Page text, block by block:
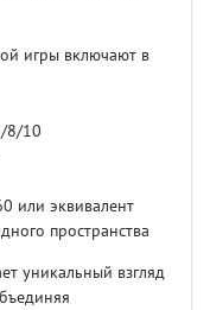
игры включают в
8/10
или эквивалент
пространства
уникальный взгляд